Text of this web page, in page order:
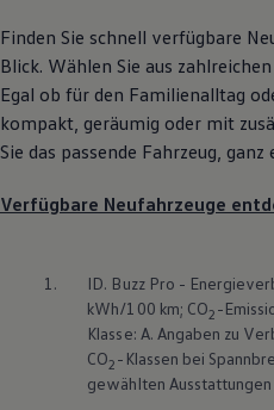
Finden Sie schnell verfügbare
Blick. Wählen Sie aus
Egal ob für den Familienalltag
kompakt, geräumig oder mit
Sie das passende Fahrzeug,
Verfügbare Neufahrzeuge
1. ID. BuzzPro -
kWh/100 km; CO2 -
Klasse: A. Angaben zu
CO2 -Klassen bei
gewählten Ausstattungen